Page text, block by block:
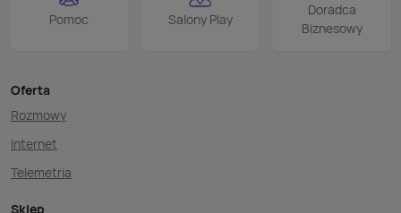
Pomoc Salony Play
Doradca
Biznesowy
Oferta
Rozmowy
Internet
Telemetria
Sklep